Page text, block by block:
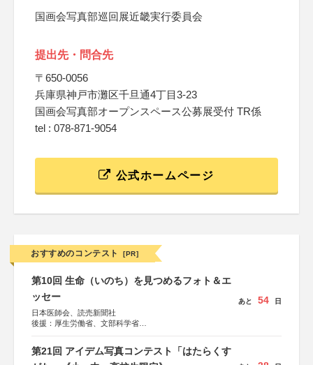
国画会写真部巡回展近畿実行委員会
提出先・問合先
〒650-0056
兵庫県神戸市灘区千旦通4丁目3-23
国画会写真部オープンスペース公募展受付 TR係
tel : 078-871-9054
公式ホームページ
おすすめのコンテスト [PR]
第10回 生命（いのち）を見つめるフォト＆エ
ッセー
日本医師会、読売新聞社
後援：厚生労働省、文部科学省
あと 54 日
第21回 アイデム写真コンテスト「はたらくす